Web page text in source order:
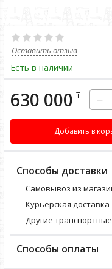
Оставить отзыв
Есть в наличии
630 000 ₸ −
Добавить в
Способы доставки
Самовывоз из
Курьерская доставка
Другие
Способы оплаты